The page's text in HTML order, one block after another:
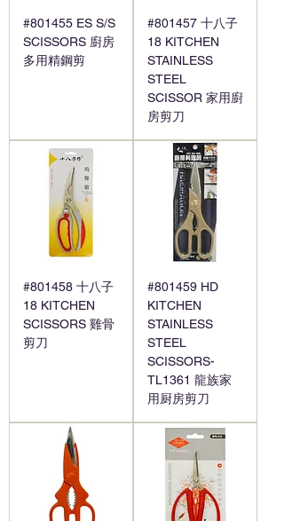
#801455 ES S/S
SCISSORS 廚房
多用精鋼剪
#801457 十八子
18 KITCHEN
STAINLESS
STEEL
SCISSOR 家用廚
房剪刀
#801458 十八子
18 KITCHEN
SCISSORS 雞骨
剪刀
#801459 HD
KITCHEN
STAINLESS
STEEL
SCISSORS-
TL1361 龍族家
用厨房剪刀